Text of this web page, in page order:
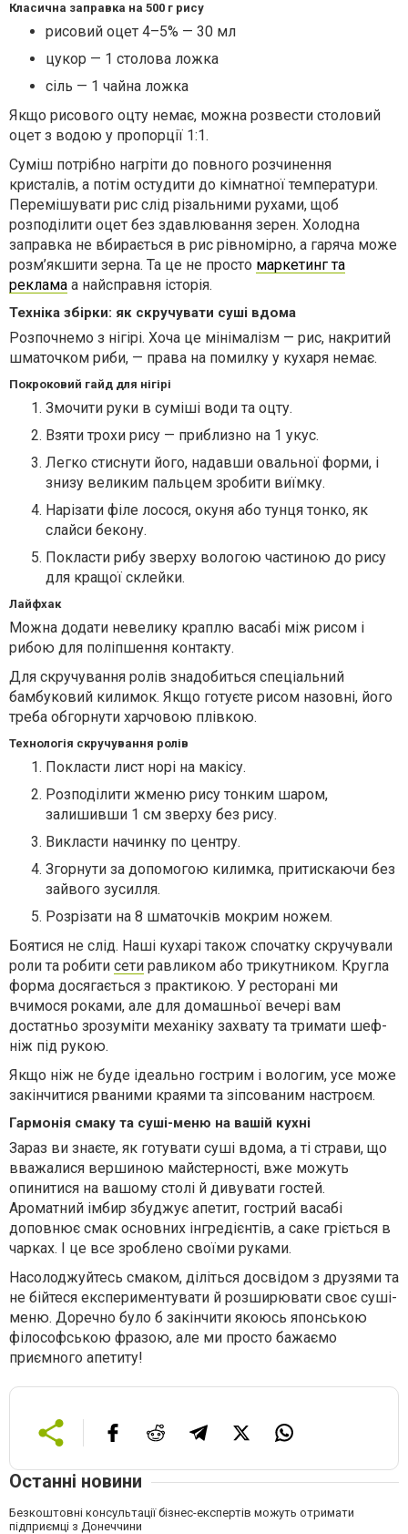
Класична заправка на 500 г рису
рисовий оцет 4–5% — 30 мл
цукор — 1 столова ложка
сіль — 1 чайна ложка
Якщо рисового оцту немає, можна розвести столовий
оцет з водою у пропорції 1:1.
Суміш потрібно нагріти до повного розчинення
кристалів, а потім остудити до кімнатної температури.
Перемішувати рис слід різальними рухами, щоб
розподілити оцет без здавлювання зерен. Холодна
заправка не вбирається в рис рівномірно, а гаряча може
розм’якшити зерна. Та це не просто маркетинг та
реклама а найсправня історія.
Техніка збірки: як скручувати суші вдома
Розпочнемо з нігірі. Хоча це мінімалізм — рис, накритий
шматочком риби, — права на помилку у кухаря немає.
Покроковий гайд для нігірі
Змочити руки в суміші води та оцту.
Взяти трохи рису — приблизно на 1 укус.
Легко стиснути його, надавши овальної форми, і
знизу великим пальцем зробити виїмку.
Нарізати філе лосося, окуня або тунця тонко, як
слайси бекону.
Покласти рибу зверху вологою частиною до рису
для кращої склейки.
Лайфхак
Можна додати невелику краплю васабі між рисом і
рибою для поліпшення контакту.
Для скручування ролів знадобиться спеціальний
бамбуковий килимок. Якщо готуєте рисом назовні, його
треба обгорнути харчовою плівкою.
Технологія скручування ролів
Покласти лист норі на макісу.
Розподілити жменю рису тонким шаром,
залишивши 1 см зверху без рису.
Викласти начинку по центру.
Згорнути за допомогою килимка, притискаючи без
зайвого зусилля.
Розрізати на 8 шматочків мокрим ножем.
Боятися не слід. Наші кухарі також спочатку скручували
роли та робити сети равликом або трикутником. Кругла
форма досягається з практикою. У ресторані ми
вчимося роками, але для домашньої вечері вам
достатньо зрозуміти механіку захвату та тримати шеф-
ніж під рукою.
Якщо ніж не буде ідеально гострим і вологим, усе може
закінчитися рваними краями та зіпсованим настроєм.
Гармонія смаку та суші-меню на вашій кухні
Зараз ви знаєте, як готувати суші вдома, а ті страви, що
вважалися вершиною майстерності, вже можуть
опинитися на вашому столі й дивувати гостей.
Ароматний імбир збуджує апетит, гострий васабі
доповнює смак основних інгредієнтів, а саке гріється в
чарках. І це все зроблено своїми руками.
Насолоджуйтесь смаком, діліться досвідом з друзями та
не бійтеся експериментувати й розширювати своє суші-
меню. Доречно було б закінчити якоюсь японською
філософською фразою, але ми просто бажаємо
приємного апетиту!
Останні новини
Безкоштовні консультації бізнес-експертів можуть отримати
підприємці з Донеччини